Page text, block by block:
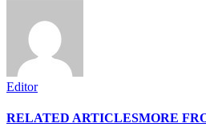
Editor
RELATED ARTICLESMORE